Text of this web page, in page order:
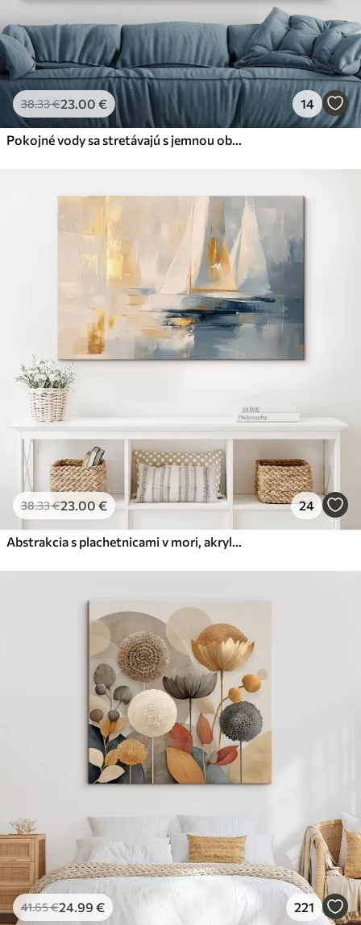
38.33€23.00 € 14
Pokojné vody sa stretávajú s jemnou oblohou
38.33€23.00 € 24
Abstrakcia s plachetnicami v mori, akryl, západ slnka
41.65€24.99 € 221